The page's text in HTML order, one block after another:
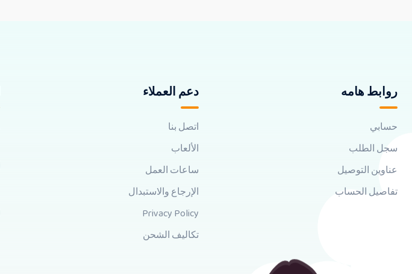
روابط هامه
حسابي
سجل الطلب
عناوين التوصيل
تفاصيل الحساب
دعم العملاء
اتصل بنا
الألعاب
ساعات العمل
الإرجاع والاستبدال
Privacy Policy
تكاليف الشحن